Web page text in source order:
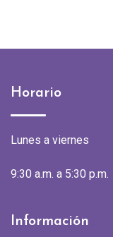
Horario
Lunes a viernes
9:30 a.m. a 5:30 p.m.
Información